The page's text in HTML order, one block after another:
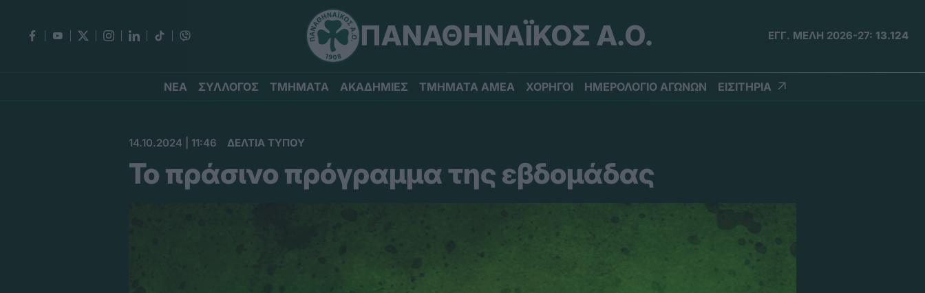
ΠΑΝΑΘΗΝΑΪΚΟΣ Α.Ο. ΕΓΓ. ΜΕΛΗ 2026-27: 13.124
ΝΕΑ ΣΥΛΛΟΓΟΣ ΤΜΗΜΑΤΑ ΑΚΑΔΗΜΙΕΣ ΤΜΗΜΑΤΑ ΑΜΕΑ ΧΟΡΗΓΟΙ ΗΜΕΡΟΛΟΓΙΟ ΑΓΩΝΩΝ ΕΙΣΙΤΗΡΙΑ
14.10.2024 | 11:46 ΔΕΛΤΙΑ ΤΥΠΟΥ
To πράσινο πρόγραμμα της εβδομάδας